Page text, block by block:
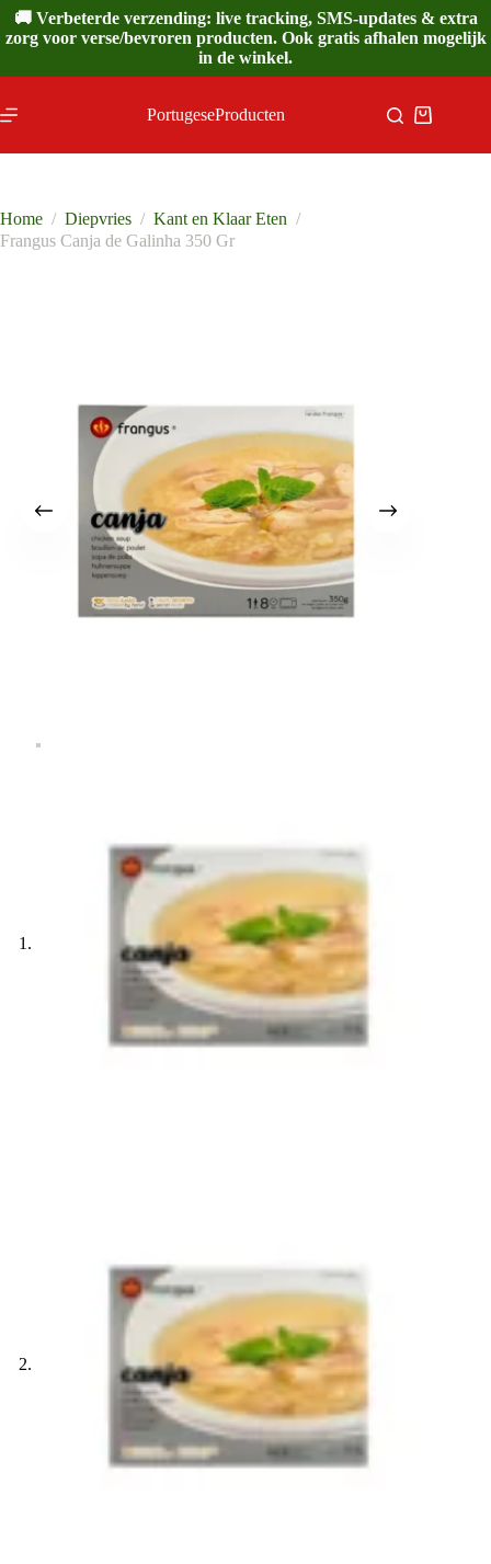
Ga
naar
de
🚚 Verbeterde verzending: live tracking, SMS-updates & extra
zorg voor verse/bevroren producten. Ook gratis afhalen mogelijk
in de winkel.
PortugeseProducten
Home / Diepvries / Kant en Klaar Eten /
Frangus Canja de Galinha 350 Gr